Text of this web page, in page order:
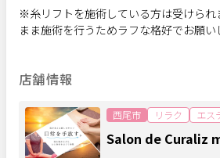
※糸リフトを施術している方は受けられ
まま施術を行うためラフな格好でお願い
店舗情報
西尾市 リラク エス
Salon de Curaliz